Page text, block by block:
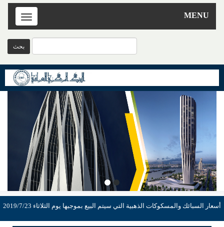
MENU
Toggle
أسعار السبائك والمسكوكات الذهبية التي سيتم البيع بموجبها يوم الثلاثاء 2019/7/23